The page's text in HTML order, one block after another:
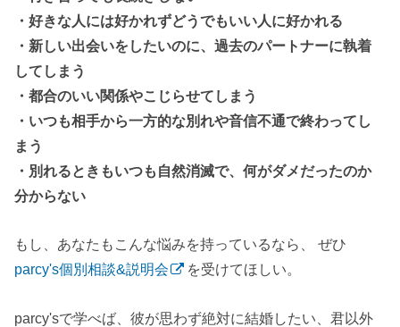
・好きな人には好かれずどうでもいい人に好かれる
・新しい出会いをしたいのに、過去のパートナーに執着
してしまう
・都合のいい関係やこじらせてしまう
・いつも相手から一方的な別れや音信不通で終わってし
まう
・別れるときもいつも自然消滅で、何がダメだったのか
分からない
もし、あなたもこんな悩みを持っているなら、 ぜひ
parcy's個別相談&説明会
を受けてほしい。
parcy'sで学べば、彼が思わず絶対に結婚したい、君以外